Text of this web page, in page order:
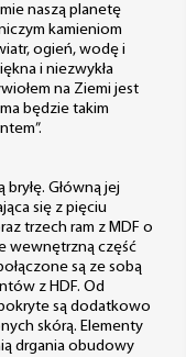
naszą planetę
kamieniom
ogień, wodę i
i niezwykła
na Ziemi jest
będzie takim
Główną jej
się z pięciu
trzech ram z MDF o
wewnętrzną część
są ze sobą
z HDF. Od
są dodatkowo
skórą. Elementy
drgania obudowy